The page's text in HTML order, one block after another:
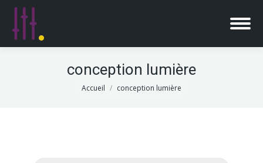
conception lumière
Vous êtes ici :
Accueil conception lumière